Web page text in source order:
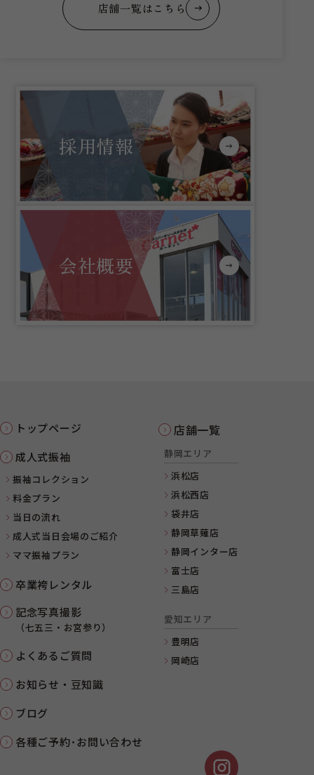
店舗一覧はこちら
採用情報
会社概要
トップページ
成人式振袖
振袖コレクション
料金プラン
当日の流れ
成人式当日会場のご紹介
ママ振袖プラン
卒業袴レンタル
記念写真撮影
（七五三・お宮参り）
よくあるご質問
お知らせ・豆知識
ブログ
各種ご予約･お問い合わせ
店舗一覧
静岡エリア
浜松店
浜松西店
袋井店
静岡草薙店
静岡インター店
富士店
三島店
愛知エリア
豊明店
岡崎店